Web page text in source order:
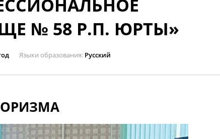
№ 58 Р.П. ЮРТЫ»
Языки образования Русский